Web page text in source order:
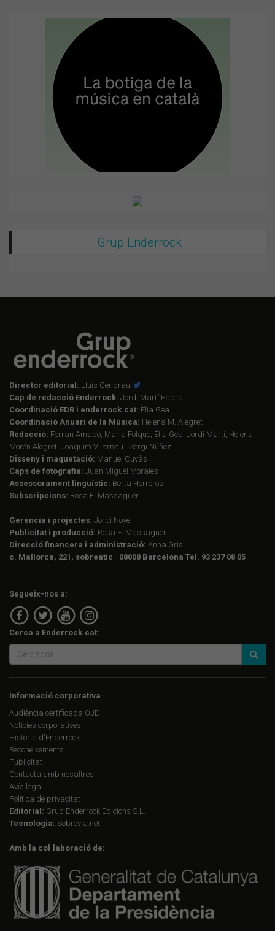
Grup Enderrock
Director editorial: Lluís Gendrau
Cap de redacció Enderrock: Jordi Martí Fabra
Coordinació EDR i enderrock.cat: Èlia Gea
Coordinació Anuari de la Música: Helena M. Alegret
Redacció: Ferran Amado, Maria Folqué, Èlia Gea, Jordi Martí, Helena
Morén Alegret, Joaquim Vilarnau i Sergi Núñez
Disseny i maquetació: Manuel Cuyàs
Caps de fotografia: Juan Miguel Morales
Assessorament lingüístic: Berta Herreros
Subscripcions: Rosa E. Massaguer
Gerència i projectes: Jordi Novell
Publicitat i producció: Rosa E. Massaguer
Direcció financera i administració: Anna Gris
c. Mallorca, 221, sobreàtic · 08008 Barcelona Tel. 93 237 08 05
Segueix-nos a:
Cerca a Enderrock.cat:
Informació corporativa
Audiència certificada OJD
Notícies corporatives
Història d'Enderrock
Reconeixements
Publicitat
Contacta amb nosaltres
Avís legal
Política de privacitat
Editorial: Grup Enderrock Edicions S.L.
Tecnologia: Sobrevia.net
Amb la col·laboració de: